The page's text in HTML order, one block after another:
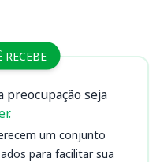
RECEBE
preocupação seja
um conjunto
para facilitar sua